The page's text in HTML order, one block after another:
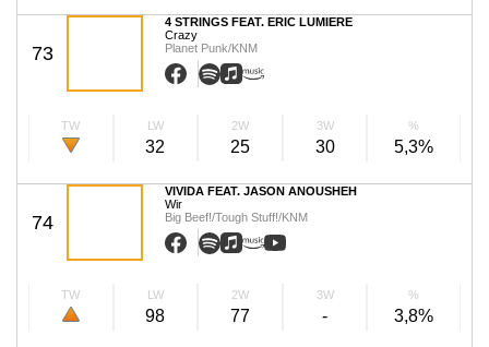
73
4 STRINGS FEAT. ERIC LUMIERE
Crazy
Planet Punk/KNM
TW LW
32
2W
25
3W
30
%
5,3%
74
VIVIDA FEAT. JASON ANOUSHEH
Wir
Big Beef!/Tough Stuff!/KNM
TW LW
98
2W
77
3W
-
%
3,8%